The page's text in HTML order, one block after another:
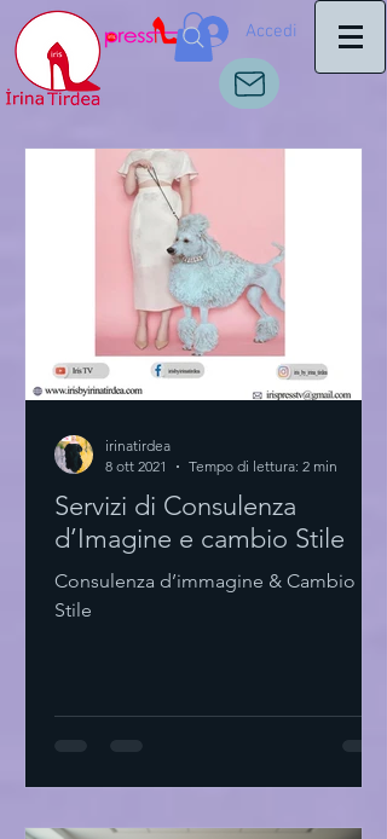
Accedi
Servizi di Consulenza
d’Imagine e cambio Stile
Consulenza d’immagine & Cambio
Stile
irinatirdea
8 ott 2021
Tempo di lettura: 2 min